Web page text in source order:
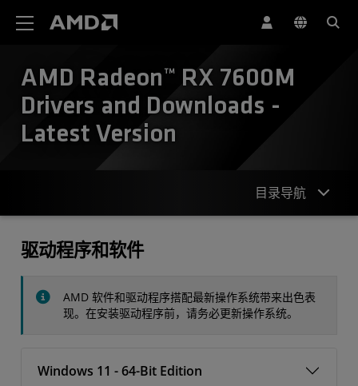
AMD Radeon™ RX 7600M
Drivers and Downloads -
Latest Version
目录导航
联系我们
驱动程序和软件
AMD 软件和驱动程序搭配最新操作系统带来出色表
现。在安装驱动程序前，请务必更新操作系统。
Windows 11 - 64-Bit Edition